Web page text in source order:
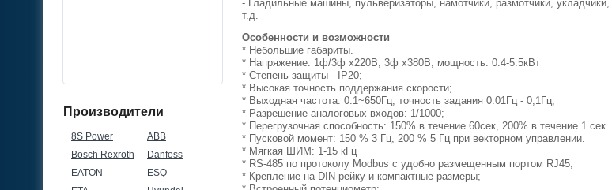
22кВт, 43А, 380В, 3ф
Производители
8S Power
ABB
Bosch Rexroth
Danfoss
EATON
ESQ
- Гладильные машины, пульверизаторы, намотчики, размотчики,
т.д.
Особенности и возможности
* Небольшие габариты.
* Напряжение: 1ф/3ф х220В, 3ф х380В, мощность: 0.4-5.5кВт
* Степень защиты - IP20;
* Высокая точность поддержания скорости;
* Выходная частота: 0.1~650Гц, точность задания 0.01Гц - 0,1Гц;
* Разрешение аналоговых входов: 1/1000;
* Перегрузочная способность: 150% в течение 60сек, 200% в течение 1 сек.
* Пусковой момент: 150 % 3 Гц, 200 % 5 Гц при векторном управлении.
* Мягкая ШИМ: 1-15 кГц
* RS-485 по протоколу Modbus с удобно размещенным портом RJ45;
* Крепление на DIN-рейку и компактные размеры;